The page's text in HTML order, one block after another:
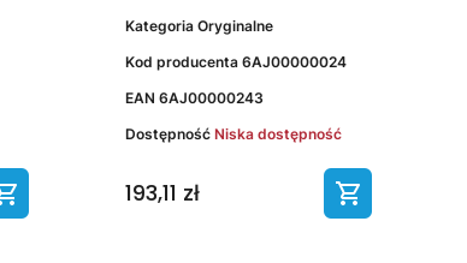
Kategoria Oryginalne
Kod producenta 6AJ00000024
EAN 6AJ00000243
Dostępność Niska dostępność
193,11 zł